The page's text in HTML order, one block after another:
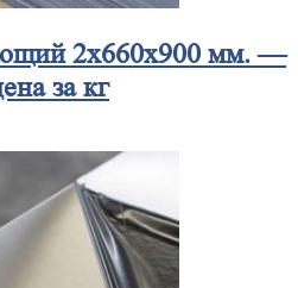
2x660x900 мм. —
за кг